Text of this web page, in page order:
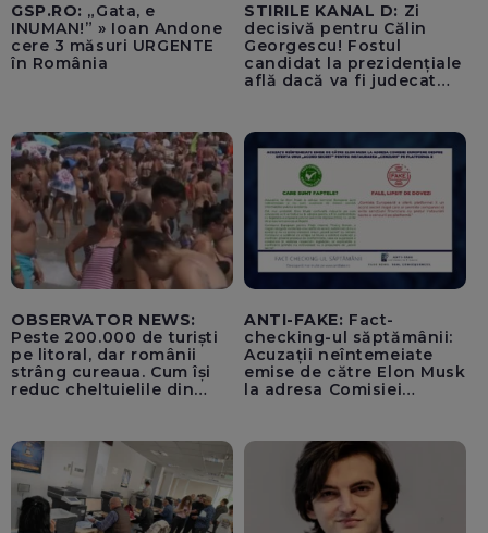
GSP.RO: „Gata, e
INUMAN!” » Ioan Andone
cere 3 măsuri URGENTE
în România
STIRILE KANAL D: Zi
decisivă pentru Călin
Georgescu! Fostul
candidat la prezidențiale
află dacă va fi judecat
OBSERVATOR NEWS:
Peste 200.000 de turiști
pe litoral, dar românii
strâng cureaua. Cum își
reduc cheltuielile din
ANTI-FAKE: Fact-
checking-ul săptămânii:
Acuzații neîntemeiate
emise de către Elon Musk
la adresa Comisiei
pentru instaurarea
„cenzurii” pe platforma X